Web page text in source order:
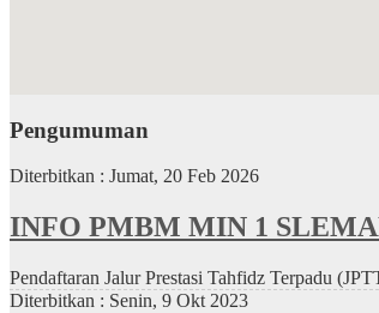
Pengumuman
Diterbitkan : Jumat, 20 Feb 2026
INFO PMBM MIN 1
Pendaftaran Jalur Prestasi Tahfidz Terpadu
Diterbitkan : Senin, 9 Okt 2023